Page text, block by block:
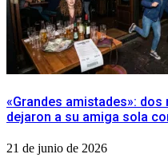
«Grandes amistades»:
dejaron a su amiga sola
21 de junio de 2026